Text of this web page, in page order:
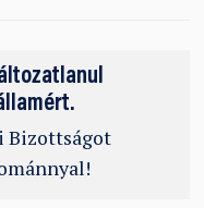
Bizottságot